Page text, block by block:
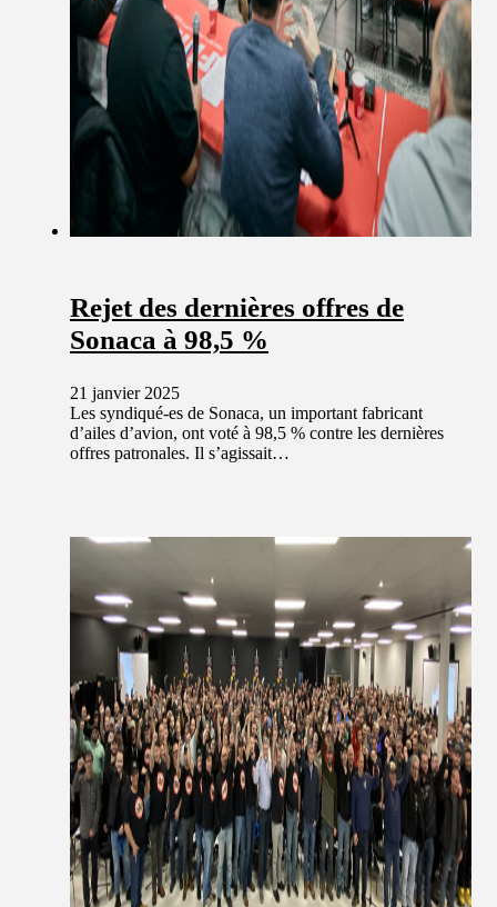
Rejet des dernières offres de
Sonaca à 98,5 %
21 janvier 2025
Les syndiqué-es de Sonaca, un important fabricant
d’ailes d’avion, ont voté à 98,5 % contre les dernières
offres patronales. Il s’agissait…